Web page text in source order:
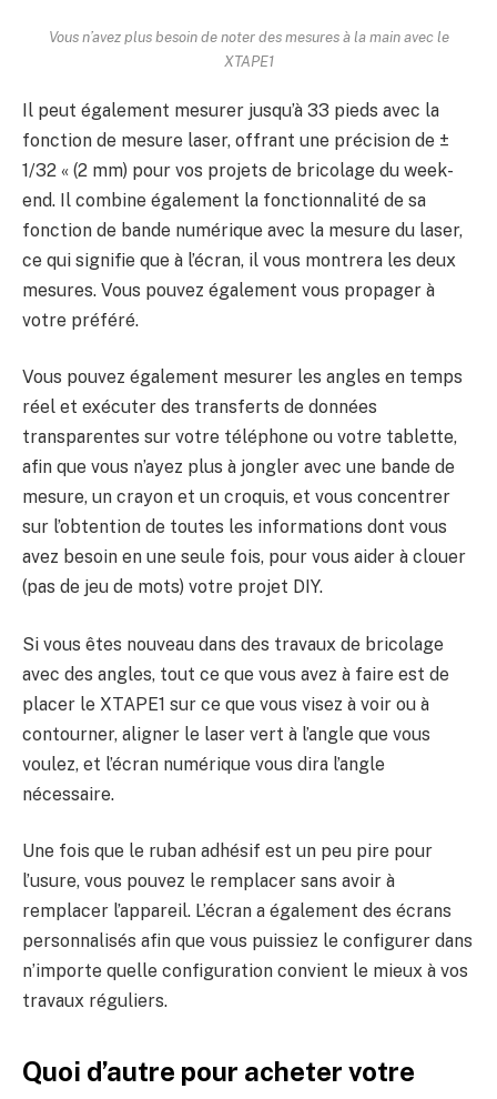
Vous n’avez plus besoin de noter des mesures à la main avec le
XTAPE1
Il peut également mesurer jusqu’à 33 pieds avec la
fonction de mesure laser, offrant une précision de ±
1/32 « (2 mm) pour vos projets de bricolage du week-
end. Il combine également la fonctionnalité de sa
fonction de bande numérique avec la mesure du laser,
ce qui signifie que à l’écran, il vous montrera les deux
mesures. Vous pouvez également vous propager à
votre préféré.
Vous pouvez également mesurer les angles en temps
réel et exécuter des transferts de données
transparentes sur votre téléphone ou votre tablette,
afin que vous n’ayez plus à jongler avec une bande de
mesure, un crayon et un croquis, et vous concentrer
sur l’obtention de toutes les informations dont vous
avez besoin en une seule fois, pour vous aider à clouer
(pas de jeu de mots) votre projet DIY.
Si vous êtes nouveau dans des travaux de bricolage
avec des angles, tout ce que vous avez à faire est de
placer le XTAPE1 sur ce que vous visez à voir ou à
contourner, aligner le laser vert à l’angle que vous
voulez, et l’écran numérique vous dira l’angle
nécessaire.
Une fois que le ruban adhésif est un peu pire pour
l’usure, vous pouvez le remplacer sans avoir à
remplacer l’appareil. L’écran a également des écrans
personnalisés afin que vous puissiez le configurer dans
n’importe quelle configuration convient le mieux à vos
travaux réguliers.
Quoi d’autre pour acheter votre